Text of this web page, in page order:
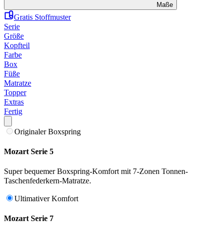
Maße
Gratis Stoffmuster
Serie
Größe
Kopfteil
Farbe
Box
Füße
Matratze
Topper
Extras
Fertig
Originaler Boxspring
Mozart Serie 5
Super bequemer Boxspring-Komfort mit 7-Zonen Tonnen-
Taschenfederkern-Matratze.
Ultimativer Komfort
Mozart Serie 7